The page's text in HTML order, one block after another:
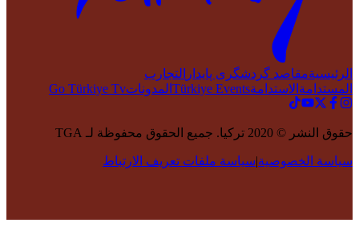
الرئيسيةمقاصد گردشگری پایدار التجارب
المستدامة الاستدامةTürkiye Events المدوناتGo Türkiye Tv
حقوق النشر © 2020 تركيا. جميع الحقوق محفوظة لـ TGA
سياسة الخصوصية|سياسة ملفات تعريف الارتباط